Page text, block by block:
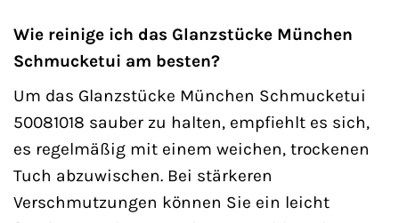
Wie reinige ich das Glanzstücke München
Schmucketui am besten?
Um das Glanzstücke München Schmucketui
50081018 sauber zu halten, empfiehlt es sich,
es regelmäßig mit einem weichen, trockenen
Tuch abzuwischen. Bei stärkeren
Verschmutzungen können Sie ein leicht